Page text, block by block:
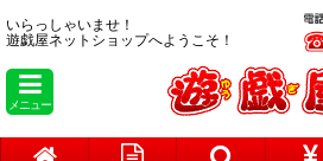
いらっしゃいませ！
遊戯屋ネットショップへようこそ！
メニュー